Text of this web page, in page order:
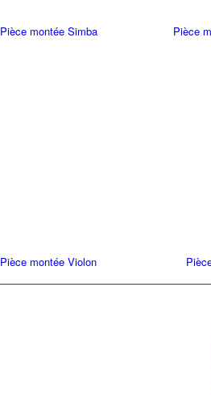
Pièce montée Simba Pièce
Pièce montée Violon